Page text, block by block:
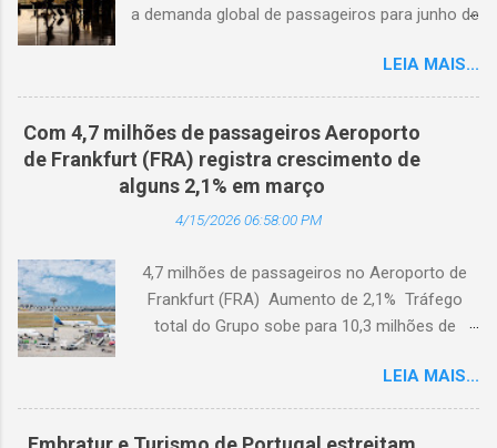
a demanda global de passageiros para junho de
passageiros-quilômetro pagos (RPK), caiu 1,7%
em comparação com junho de 2025. Excluindo
o Oriente Médio, a demanda diminuiu 0,6%. A
capacidade total, medida em assentos-
quilômetro disponíveis (ASK), diminuiu 1,3% em
relação ao ano anterior. A taxa de ocupação foi
de 84,2% (-0,4 ponto percentual em
internacional caiu 0,9% em comparação com
junho de 2025. Excluindo o Oriente Médio, a
demanda cresceu 1,1%. A capacidade diminuiu
ocupação foi de 84,2% (-0,2 ponto percentual
em comparação com junho de 2025). A
demanda doméstica contraiu 3,0% em
LEIA MAIS...
Com 4,7 milhões de passageiros Aeroporto
de Frankfurt (FRA) registra crescimento de
alguns 2,1% em março
4/15/2026 06:58:00 PM
4,7 milhões de passageiros no Aeroporto de
Frankfurt (FRA) Aumento de 2,1% Tráfego
total do Grupo sobe para 10,3 milhões de
4,7 milhões de passageiros utilizaram o
Aeroporto de Frankfurt (FRA) em março de
2026. O tráfego no mês em análise registrou
LEIA MAIS...